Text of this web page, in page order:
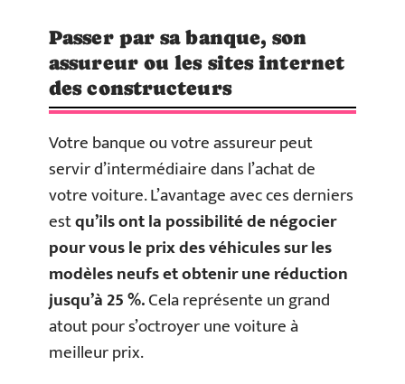
Passer par sa banque, son
assureur ou les sites internet
des constructeurs
Votre banque ou votre assureur peut
servir d’intermédiaire dans l’achat de
votre voiture. L’avantage avec ces derniers
estqu’ils ont la possibilité de négocier
pour vous le prix des véhicules sur les
modèles neufs et obtenir une réduction
jusqu’à 25 %.Cela représente un grand
atout pour s’octroyer une voiture à
meilleur prix.